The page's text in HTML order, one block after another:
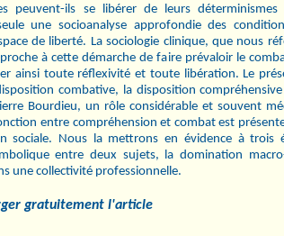
peuvent-ils se libérer de leurs
une socioanalyse approfondie des
de liberté. La sociologie clinique, que nous
à cette démarche de faire prévaloir le
ainsi toute réflexivité et toute libération. Le
combative, la disposition
Bourdieu, un rôle considérable et souvent
entre compréhension et combat est
sociale. Nous la mettrons en évidence à trois
entre deux sujets, la domination
une collectivité professionnelle.
gratuitement l'article